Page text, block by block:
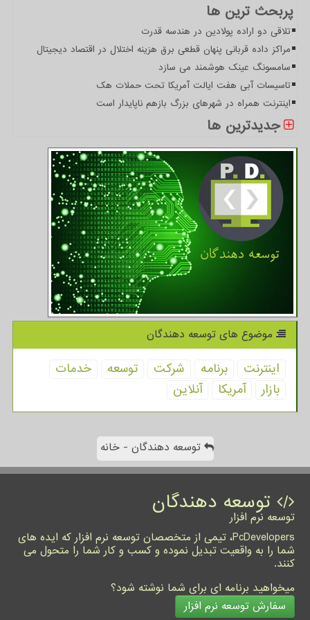
پربحث ترین ها
تلاقی دو اراده پولادین در هندسه قدرت
مراکز داده قربانی پنهان قطعی برق هزینه اختلال در اقتصاد دیجیتال
سامسونگ عینک هوشمند می سازد
تاسیسات آبی هفت ایالت آمریکا تحت حملات هک
اینترنت همراه در شهرهای بزرگ بازهم ناپایدار است
جدیدترین ها
موضوع های توسعه دهندگان
اینترنت برنامه شركت توسعه
خدمات
بازار
آمریكا آنلاین
توسعه دهندگان - خانه
توسعه دهندگان
توسعه نرم افزار
PcDevelopers، تیمی از متخصصان توسعه نرم افزار که ایده های
شما را به واقعیت تبدیل نموده و کسب و کار شما را متحول می
کنند.
میخواهید برنامه ای برای شما نوشته شود؟
سفارش توسعه نرم افزار